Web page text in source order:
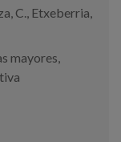
C., Etxeberria,
mayores,